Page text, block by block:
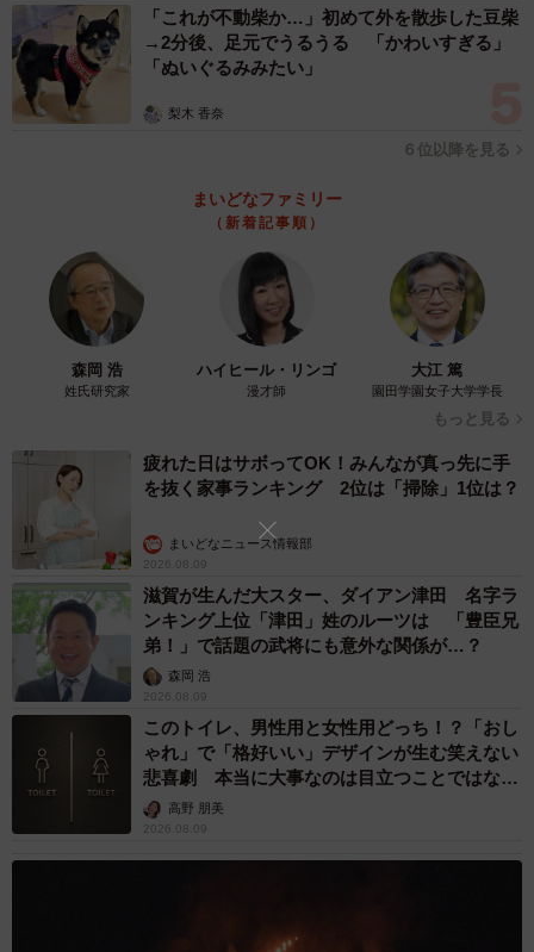
「これが不動柴か…」初めて外を散歩した豆柴
→2分後、足元でうるうる 「かわいすぎる」
「ぬいぐるみみたい」
梨木 香奈
６位以降を見る
まいどなファミリー
（新着記事順）
森岡 浩
姓氏研究家
ハイヒール・リンゴ
漫才師
大江 篤
園田学園女子大学学長
もっと見る
疲れた日はサボってOK！みんなが真っ先に手
を抜く家事ランキング 2位は「掃除」1位は？
まいどなニュース情報部
2026.08.09
滋賀が生んだ大スター、ダイアン津田 名字ラ
ンキング上位「津田」姓のルーツは 「豊臣兄
弟！」で話題の武将にも意外な関係が…？
森岡 浩
2026.08.09
このトイレ、男性用と女性用どっち！？「おし
ゃれ」で「格好いい」デザインが生む笑えない
悲喜劇 本当に大事なのは目立つことではな
く…高野 朋美
2026.08.09